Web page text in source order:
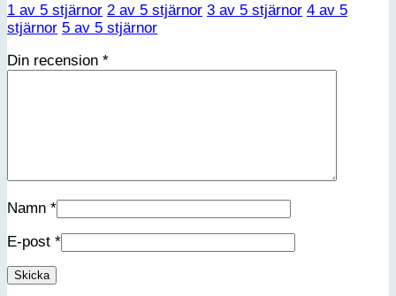
1 av 5 stjärnor 2 av 5 stjärnor 3 av 5 stjärnor 4 av 5
stjärnor 5 av 5 stjärnor
Din recension *
Namn *
E-post *